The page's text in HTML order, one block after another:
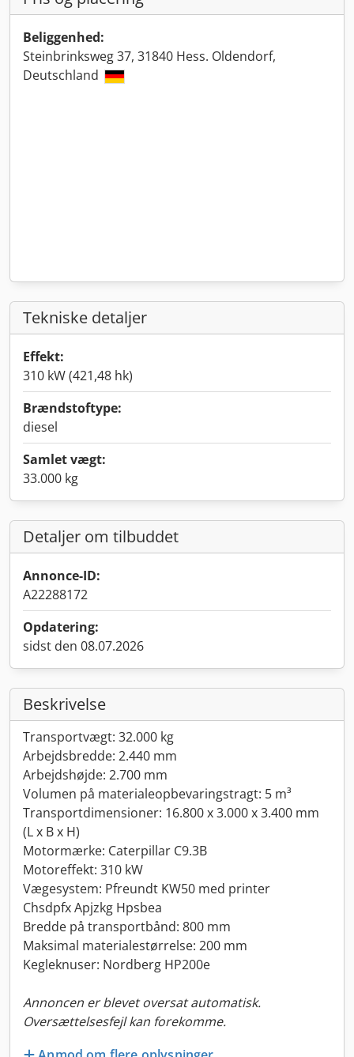
Beliggenhed:
Steinbrinksweg 37, 31840 Hess. Oldendorf,
Deutschland
Tekniske detaljer
Effekt:
310 kW (421,48 hk)
Brændstoftype:
diesel
Samlet vægt:
33.000 kg
Detaljer om tilbuddet
Annonce-ID:
A22288172
Opdatering:
sidst den 08.07.2026
Beskrivelse
Transportvægt: 32.000 kg
Arbejdsbredde: 2.440 mm
Arbejdshøjde: 2.700 mm
Volumen på materialeopbevaringstragt: 5 m³
Transportdimensioner: 16.800 x 3.000 x 3.400 mm
(L x B x H)
Motormærke: Caterpillar C9.3B
Motoreffekt: 310 kW
Vægesystem: Pfreundt KW50 med printer
Chsdpfx Apjzkg Hpsbea
Bredde på transportbånd: 800 mm
Maksimal materialestørrelse: 200 mm
Kegleknuser: Nordberg HP200e
Annoncen er blevet oversat automatisk.
Oversættelsesfejl kan forekomme.